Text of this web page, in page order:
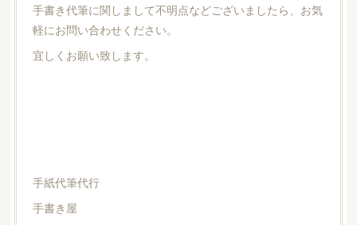
手書き代筆に関しまして不明点などございましたら、お気
軽にお問い合わせください。
宜しくお願い致します。
手紙代筆代行
手書き屋